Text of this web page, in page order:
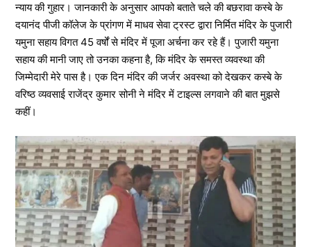
न्याय की गुहार। जानकारी के अनुसार आपको बताते चले की बछरावा कस्बे के
दयानंद पीजी कॉलेज के प्रांगण में माधव सेवा ट्रस्ट द्वारा निर्मित मंदिर के पुजारी
यमुना सहाय विगत 45 वर्षों से मंदिर में पूजा अर्चना कर रहे हैं। पुजारी यमुना
सहाय की मानी जाए तो उनका कहना है, कि मंदिर के समस्त व्यवस्था की
जिम्मेदारी मेरे पास है। एक दिन मंदिर की जर्जर अवस्था को देखकर कस्बे के
वरिष्ठ व्यवसाई राजेंद्र कुमार सोनी ने मंदिर में टाइल्स लगवाने की बात मुझसे
कहीं।